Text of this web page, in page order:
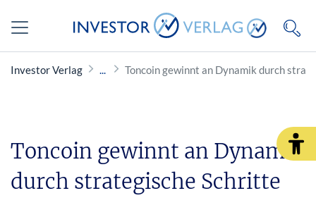
Investor Verlag Toncoin gewinnt an Dynamik durch
Toncoin gewinnt an Dynamik
durch strategische Schritte